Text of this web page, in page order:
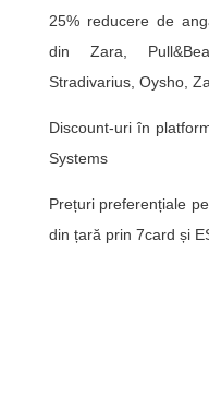
25% reducere de
din Zara,
Stradivarius, Oysho,
Discount-uri în
Systems
Prețuri preferențiale
din țară prin 7card și